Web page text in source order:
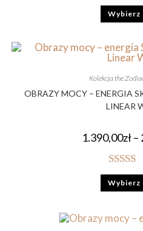
Wybierz
Kolekcja the
OBRAZY MOCY – ENERGIA
LINEAR
1.390,00zł –
5.00
Wybierz